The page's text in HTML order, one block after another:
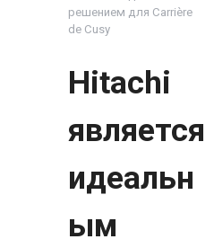
решением для Carrière
de Cusy
Hitachi
является
идеальн
ым